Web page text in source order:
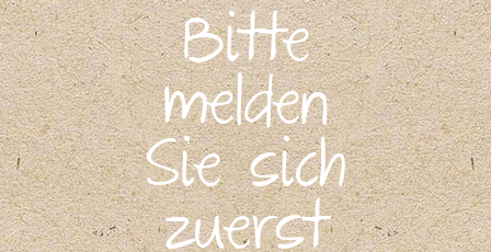
Bitte
melden
Sie sich